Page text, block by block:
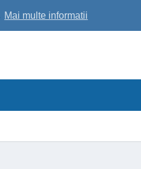
Mai multe informatii